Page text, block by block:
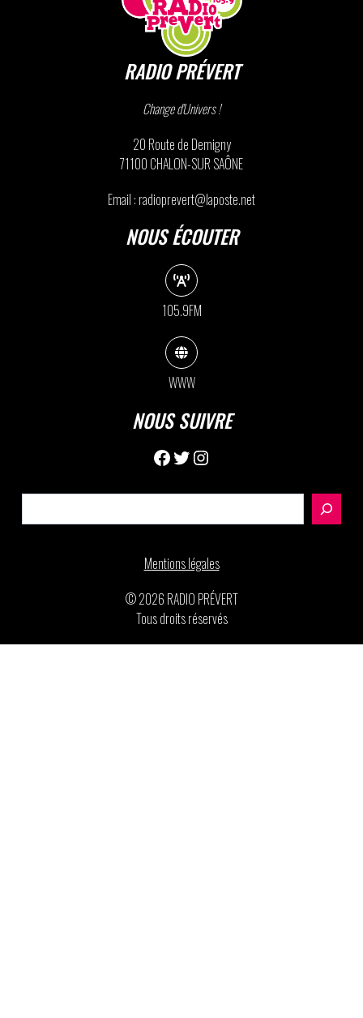
RADIO PRÉVERT
Change d'Univers !
20 Route de Demigny
71100 CHALON-SUR SAÔNE
Email : radioprevert@laposte.net
NOUS ÉCOUTER
105.9FM
WWW
NOUS SUIVRE
Facebook
TwitterInstagram
Mentions légales
© 2026 RADIO PRÉVERT
Tous droits réservés